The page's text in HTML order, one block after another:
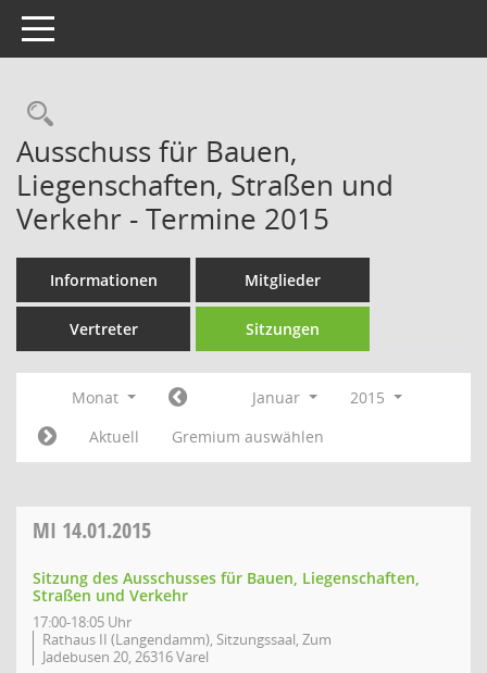
Toggle navigation
Rechercheauswahl
Ausschuss für Bauen,
Liegenschaften, Straßen und
Verkehr - Termine 2015
Informationen Mitglieder
Vertreter Sitzungen
Monat Januar
2015
Aktuell
Gremium auswählen
MI 14.01.2015
Sitzung des Ausschusses für Bauen, Liegenschaften,
Straßen und Verkehr
17:00-18:05 Uhr
Rathaus II (Langendamm), Sitzungssaal, Zum
Jadebusen 20, 26316 Varel